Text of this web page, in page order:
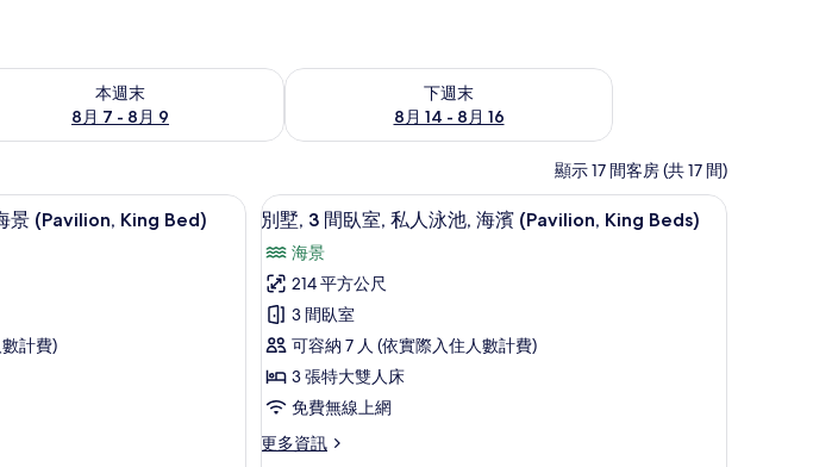
本週末
8月 7 - 8月 9
週末 (8月 7 - 8月 9) 的供應情況
下週末
8月 14 - 8月 16
查看下週末 (8月 14 - 8月 16) 的供應情況
顯示 17 間客房 (共 17 間)
別墅, 1 間臥室, 私人泳池, 海景 (Pavilion, King Bed) | 客房景觀
景 (Pavilion, King Bed)
計費)
顯
示
別
墅,
3
間
臥
室,
私
5
別墅, 3 間臥室, 私人泳池, 海濱 (Pavilion, King Beds)
海景
214 平方公尺
3 間臥室
可容納 7 人 (依實際入住人數計費)
3 張特大雙人床
免費無線上網
更多資訊
更